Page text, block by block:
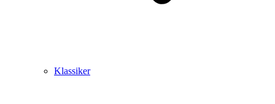
Klassiker